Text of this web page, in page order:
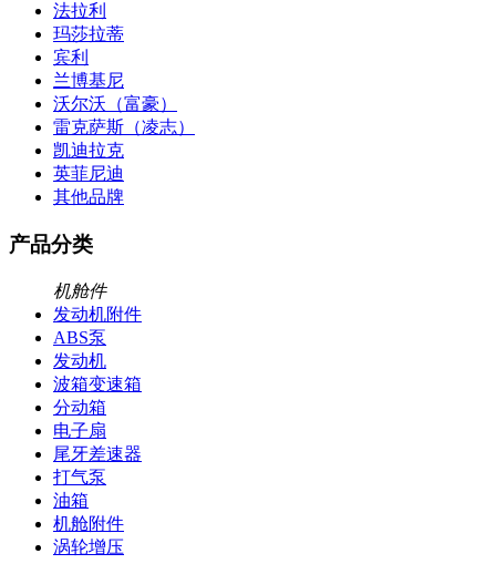
法拉利
玛莎拉蒂
宾利
兰博基尼
沃尔沃（富豪）
雷克萨斯（凌志）
凯迪拉克
英菲尼迪
其他品牌
产品分类
机舱件
发动机附件
ABS泵
发动机
波箱变速箱
分动箱
电子扇
尾牙差速器
打气泵
油箱
机舱附件
涡轮增压